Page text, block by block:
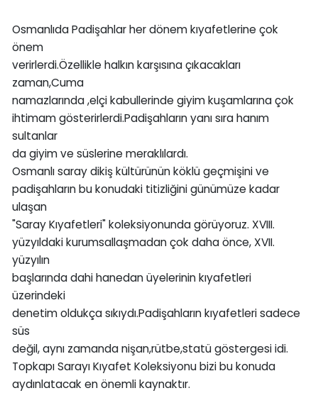
Osmanlıda Padişahlar her dönem kıyafetlerine çok
önem
verirlerdi.Özellikle halkın karşısına çıkacakları
zaman,Cuma
namazlarında ,elçi kabullerinde giyim kuşamlarına çok
ihtimam gösterirlerdi.Padişahların yanı sıra hanım
sultanlar
da giyim ve süslerine meraklılardı.
Osmanlı saray dikiş kültürünün köklü geçmişini ve
padişahların bu konudaki titizliğini günümüze kadar
ulaşan
"Saray Kıyafetleri" koleksiyonunda görüyoruz. XVIII.
yüzyıldaki kurumsallaşmadan çok daha önce, XVII.
yüzyılın
başlarında dahi hanedan üyelerinin kıyafetleri
üzerindeki
denetim oldukça sıkıydı.Padişahların kıyafetleri sadece
süs
değil, aynı zamanda nişan,rütbe,statü göstergesi idi.
Topkapı Sarayı Kıyafet Koleksiyonu bizi bu konuda
aydınlatacak en önemli kaynaktır.